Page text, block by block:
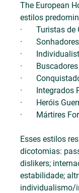
The European
estilos
·       Turistas
·
·
·
·
·
·       Heróis
·       Mártires
Esses estilos
dicotomias:
dislikers;
estabilidade;
individualismo/